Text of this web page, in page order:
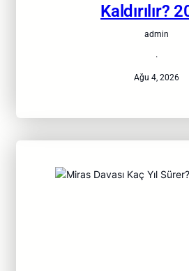
Kaldırılır?
admin
·
Ağu 4, 2026